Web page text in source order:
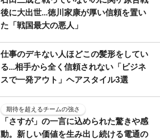
後に大出世...徳川家康が厚い信頼を置い
た「戦国最大の悪人」
仕事のデキない人ほどこの髪形をしてい
る...相手から全く信頼されない「ビジネ
スで一発アウト」ヘアスタイル3選
期待を超えるチームの強さ
「さすが」の一言に込められた驚きや感
動。新しい価値を生み出し続ける電通の